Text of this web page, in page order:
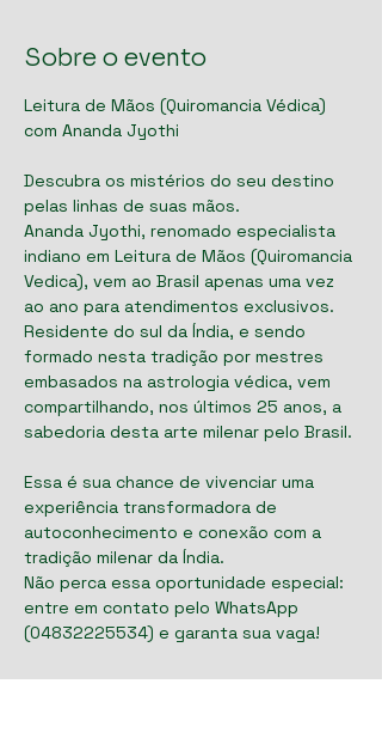
Sobre o evento
Leitura de Mãos (Quiromancia Védica)
com Ananda Jyothi
Descubra os mistérios do seu destino
pelas linhas de suas mãos.
Ananda Jyothi, renomado especialista
indiano em Leitura de Mãos (Quiromancia
Vedica), vem ao Brasil apenas uma vez
ao ano para atendimentos exclusivos.
Residente do sul da Índia, e sendo
formado nesta tradição por mestres
embasados na astrologia védica, vem
compartilhando, nos últimos 25 anos, a
sabedoria desta arte milenar pelo Brasil.
Essa é sua chance de vivenciar uma
experiência transformadora de
autoconhecimento e conexão com a
tradição milenar da Índia.
Não perca essa oportunidade especial:
entre em contato pelo WhatsApp
(04832225534) e garanta sua vaga!